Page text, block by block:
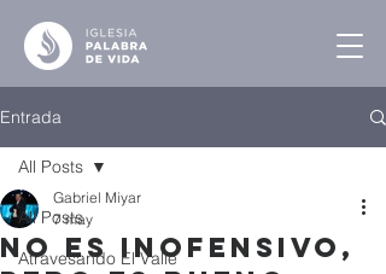
Entrada
All Posts
Atravesando El Valle
All Posts
No es Inofensivo,
Gabriel Miyar
7 may